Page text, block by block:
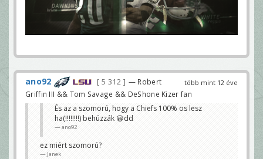
több mint 12 éve
ano92 5 312
— Robert
Griffin III && Tom Savage && DeShone Kizer fan
És az a szomorú, hogy a Chiefs 100% os lesz
ha(!!!!!!!!) behúzzák 😀dd
ano92
ez miért szomorú?
Janek